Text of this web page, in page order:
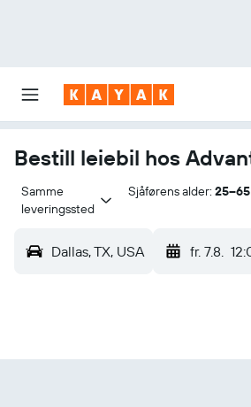
Bestill leiebil hos
Samme
leveringssted
Sjåførens alder: 25–65
Dallas, TX, USA fr. 7.8.